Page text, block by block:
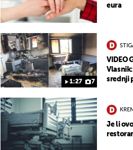
eura
1:27 7
VIDEO
srednji
Je li